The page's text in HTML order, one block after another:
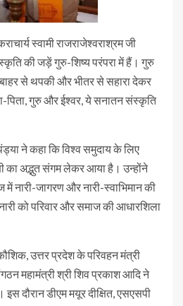
स्वामी राजराजेश्वराश्रम जी
की जड़ें गुरु-शिष्य परंपरा में हैं। गुरु
से थपकी और भीतर से सहारा देकर
पिता, गुरु और ईश्वर, ये सनातन संस्कृति
ने कहा कि विश्व समुदाय के लिए
का अद्भुत संगम लेकर आया है। उन्होंने
में नारी-जागरण और नारी-स्वाभिमान की
को परिवार और समाज की आधारशिला
उत्तर प्रदेश के परिवहन मंत्री
महामंत्री श्री शिव प्रकाश आदि ने
दौरान डीएम मयूर दीक्षित, एसएसपी